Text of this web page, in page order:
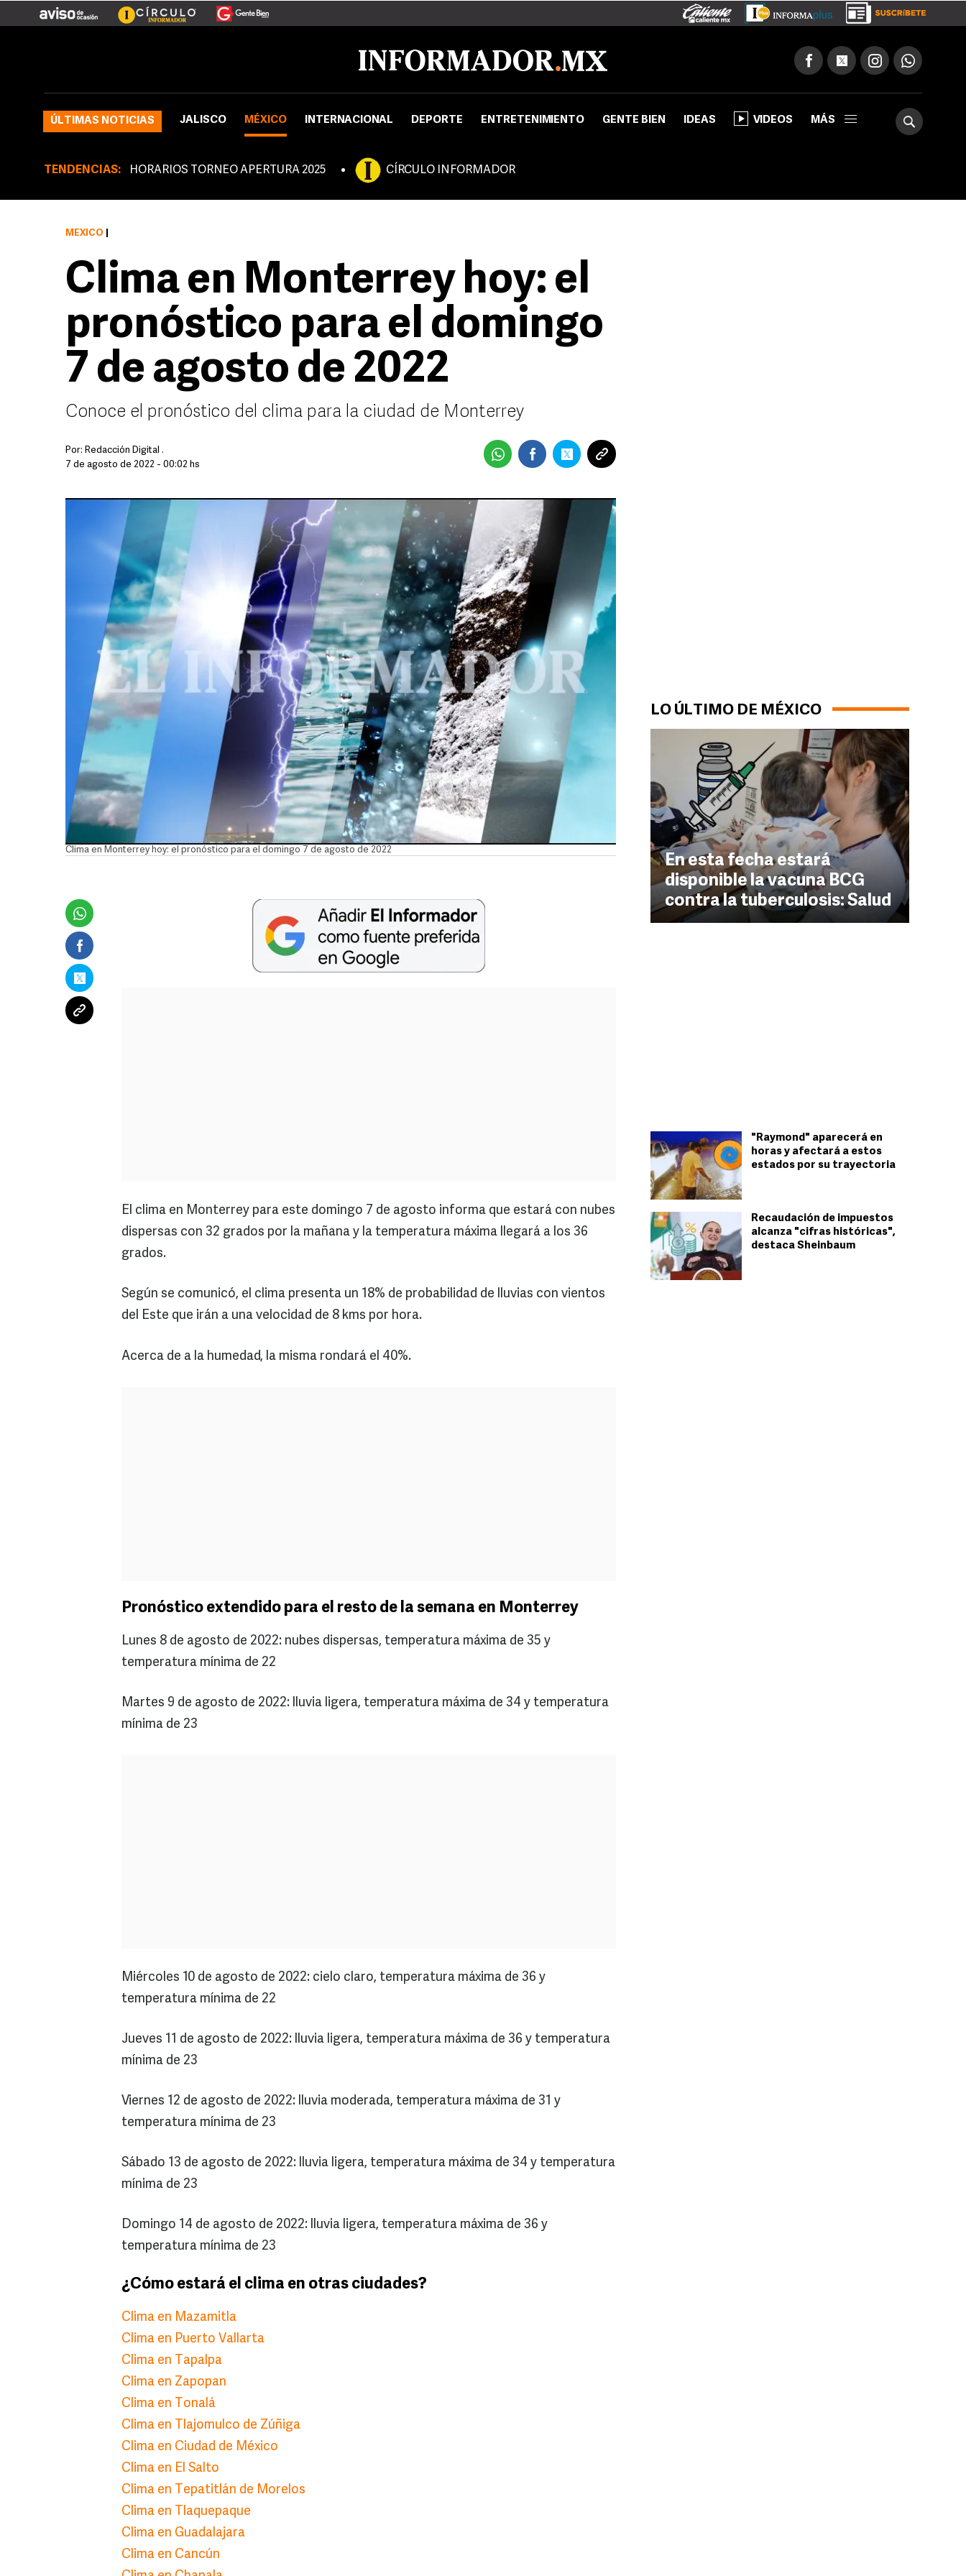
ÚLTIMAS NOTICIAS JALISCO MÉXICO INTERNACIONAL DEPORTE ENTRETENIMIENTO GENTE BIEN IDEAS VIDEOS MÁS
TENDENCIAS: HORARIOS TORNEO APERTURA 2025 CÍRCULO INFORMADOR
LO ÚLTIMO DE MÉXICO
En esta fecha estará
disponible la vacuna BCG
contra la tuberculosis: Salud
"Raymond" aparecerá en
horas y afectará a estos
estados por su trayectoria
Recaudación de impuestos
alcanza "cifras históricas",
destaca Sheinbaum
MÉXICO
Clima en Monterrey hoy: el
pronóstico para el domingo
7 de agosto de 2022
Conoce el pronóstico del clima para la ciudad de Monterrey
Por: Redacción Digital .
7 de agosto de 2022 - 00:02 hs
Clima en Monterrey hoy: el pronóstico para el domingo 7 de agosto de 2022
El clima en Monterrey para este domingo 7 de agosto informa que estará con nubes
dispersas con 32 grados por la mañana y la temperatura máxima llegará a los 36
grados.
Según se comunicó, el clima presenta un 18% de probabilidad de lluvias con vientos
del Este que irán a una velocidad de 8 kms por hora.
Acerca de a la humedad, la misma rondará el 40%.
Pronóstico extendido para el resto de la semana en Monterrey
Lunes 8 de agosto de 2022: nubes dispersas, temperatura máxima de 35 y
temperatura mínima de 22
Martes 9 de agosto de 2022: lluvia ligera, temperatura máxima de 34 y temperatura
mínima de 23
Miércoles 10 de agosto de 2022: cielo claro, temperatura máxima de 36 y
temperatura mínima de 22
Jueves 11 de agosto de 2022: lluvia ligera, temperatura máxima de 36 y temperatura
mínima de 23
Viernes 12 de agosto de 2022: lluvia moderada, temperatura máxima de 31 y
temperatura mínima de 23
Sábado 13 de agosto de 2022: lluvia ligera, temperatura máxima de 34 y temperatura
mínima de 23
Domingo 14 de agosto de 2022: lluvia ligera, temperatura máxima de 36 y
temperatura mínima de 23
¿Cómo estará el clima en otras ciudades?
Clima en Mazamitla
Clima en Puerto Vallarta
Clima en Tapalpa
Clima en Zapopan
Clima en Tonalá
Clima en Tlajomulco de Zúñiga
Clima en Ciudad de México
Clima en El Salto
Clima en Tepatitlán de Morelos
Clima en Tlaquepaque
Clima en Guadalajara
Clima en Cancún